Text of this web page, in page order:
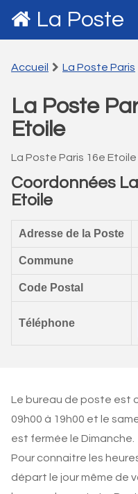
La Poste
Accueil La Poste Paris
La Poste
Etoile
La Poste Paris 16e
Coordonnées
Etoile
Adresse de la Poste
Commune
Code Postal
Téléphone
Le bureau de poste est
09h00 à 19h00 et le
est fermée le Dimanche.
Pour connaitre les
départ le jour même de